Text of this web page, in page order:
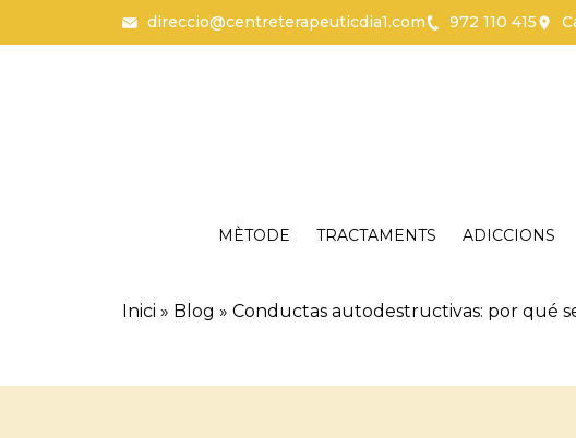
direccio@centreterapeuticdia1.com 972 110 415
MÈTODE TRACTAMENTS ADICCIONS
Inici » Blog » Conductas autodestructivas: por qué